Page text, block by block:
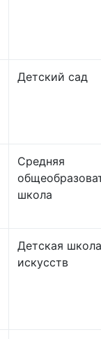
Детский сад
Средняя
школа
Детская школа
искусств